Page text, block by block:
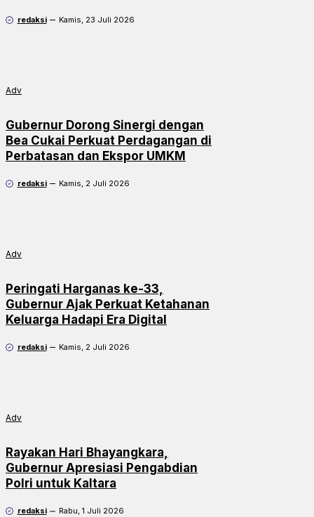
redaksi Kamis, 23 Juli 2026
Adv
Gubernur Dorong Sinergi dengan
Bea Cukai Perkuat Perdagangan di
Perbatasan dan Ekspor UMKM
redaksi Kamis, 2 Juli 2026
Adv
Peringati Harganas ke-33,
Gubernur Ajak Perkuat Ketahanan
Keluarga Hadapi Era Digital
redaksi Kamis, 2 Juli 2026
Adv
Rayakan Hari Bhayangkara,
Gubernur Apresiasi Pengabdian
Polri untuk Kaltara
redaksi Rabu, 1 Juli 2026